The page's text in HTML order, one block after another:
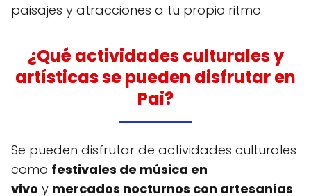
paisajes y atracciones a tu propio ritmo.
¿Qué actividades culturales y
artísticas se pueden disfrutar en
Pai?
Se pueden disfrutar de actividades culturales
como festivales de música en
vivo y mercados nocturnos con artesanías